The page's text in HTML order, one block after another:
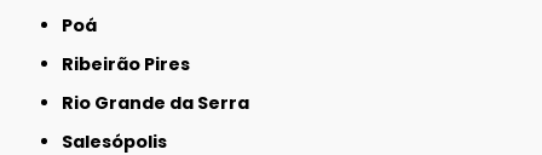
Poá
Ribeirão Pires
Rio Grande da Serra
Salesópolis